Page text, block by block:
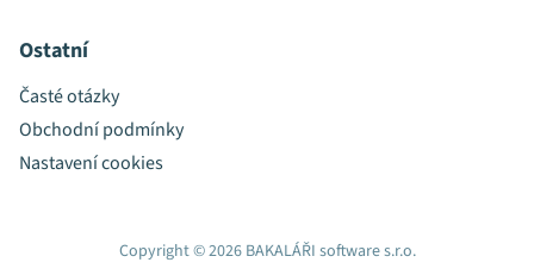
Ostatní
Časté otázky
Obchodní podmínky
Nastavení cookies
Copyright © 2026 BAKALÁŘI software s.r.o.